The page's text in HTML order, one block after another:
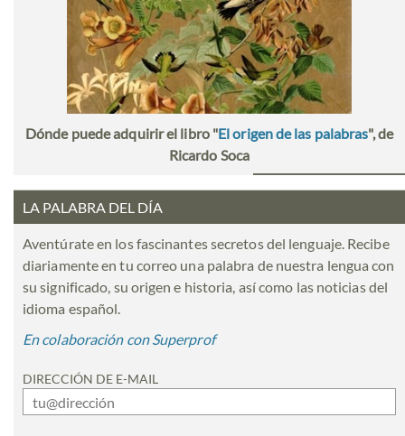
Dónde puede adquirir el libro "El origen de las palabras", de
Ricardo Soca
LA PALABRA DEL DÍA
Aventúrate en los fascinantes secretos del lenguaje. Recibe
diariamente en tu correo una palabra de nuestra lengua con
su significado, su origen e historia, así como las noticias del
idioma español.
En colaboración con Superprof
DIRECCIÓN DE E-MAIL